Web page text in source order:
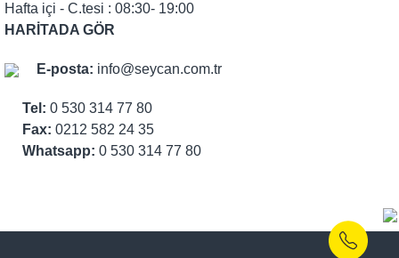
Hafta içi - C.tesi : 08:30- 19:00
HARİTADA GÖR
E-posta: info@seycan.com.tr
Tel: 0 530 314 77 80
Fax: 0212 582 24 35
Whatsapp: 0 530 314 77 80